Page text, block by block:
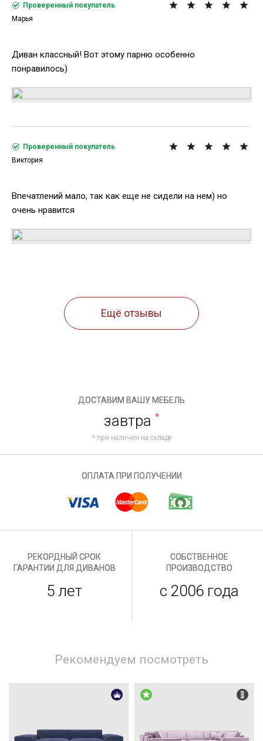
Диван классный! Вот этому парню особенно
понравилось)
Проверенный покупатель
Марья
Впечатлений мало, так как еще не сидели на нем) но
очень нравится
Проверенный покупатель
Виктория
Ещё отзывы
ДОСТАВИМ ВАШУ МЕБЕЛЬ
завтра *
* при наличии на складе
ОПЛАТА ПРИ ПОЛУЧЕНИИ
РЕКОРДНЫЙ СРОК
ГАРАНТИИ ДЛЯ ДИВАНОВ
5 лет
СОБСТВЕННОЕ
ПРОИЗВОДСТВО
с 2006 года
Рекомендуем посмотреть